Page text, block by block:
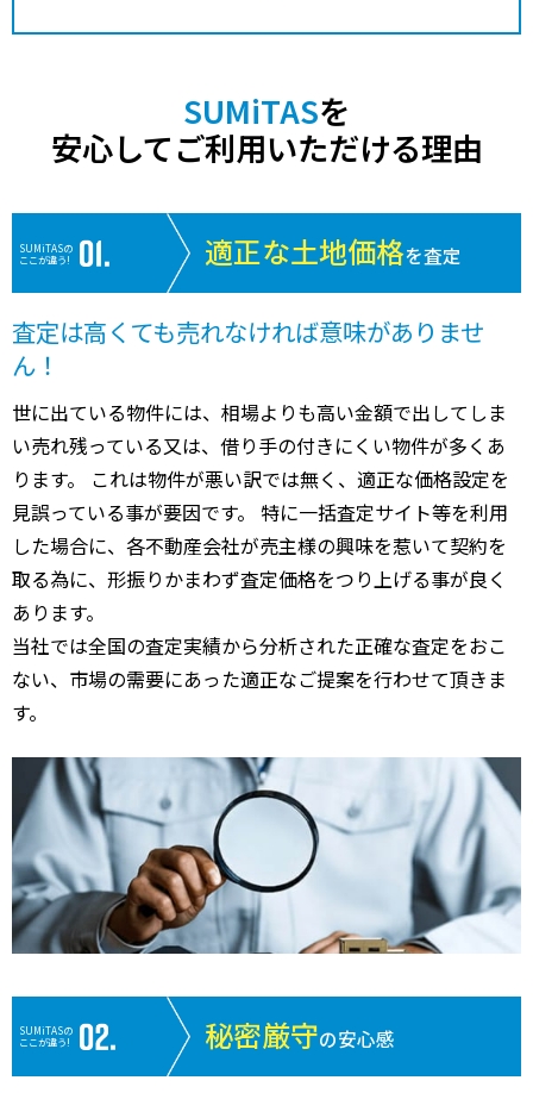
SUMiTASを
安心してご利用いただける理由
SUMiTASの
ここが違う!
適正な土地価格を査定
査定は高くても売れなければ意味がありませ
ん！
世に出ている物件には、相場よりも高い金額で出してしま
い売れ残っている又は、借り手の付きにくい物件が多くあ
ります。 これは物件が悪い訳では無く、適正な価格設定を
見誤っている事が要因です。 特に一括査定サイト等を利用
した場合に、各不動産会社が売主様の興味を惹いて契約を
取る為に、形振りかまわず査定価格をつり上げる事が良く
あります。
当社では全国の査定実績から分析された正確な査定をおこ
ない、市場の需要にあった適正なご提案を行わせて頂きま
す。
SUMiTASの
ここが違う!
秘密厳守の安心感